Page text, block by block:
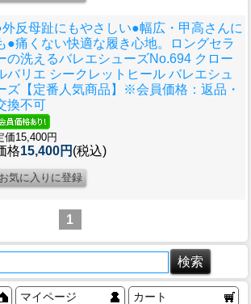
外反母趾にもやさしい●幅広・甲高さんに
●痛くない快適な履き心地。ロングセラ
の洗えるバレエシューズNo.694 クロー
バリエ シークレットヒール バレエシュ
ズ【定番人気商品】※会員価格：返品・
換不可
価15,400円
格15,400円 (税込)
1
マイページ カート